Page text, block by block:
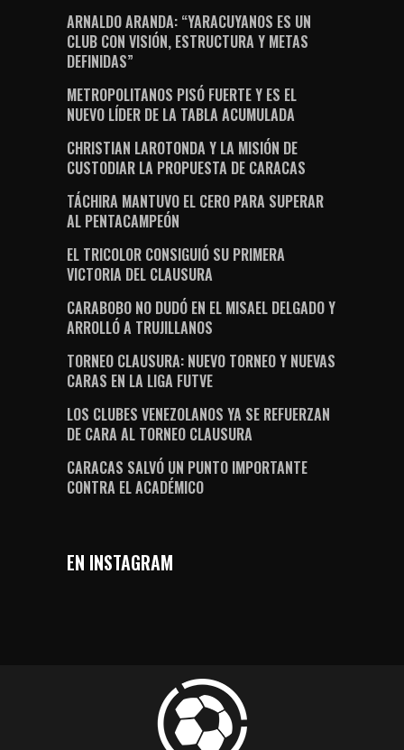
ARNALDO ARANDA: “YARACUYANOS ES UN
CLUB CON VISIÓN, ESTRUCTURA Y METAS
DEFINIDAS”
METROPOLITANOS PISÓ FUERTE Y ES EL
NUEVO LÍDER DE LA TABLA ACUMULADA
CHRISTIAN LAROTONDA Y LA MISIÓN DE
CUSTODIAR LA PROPUESTA DE CARACAS
TÁCHIRA MANTUVO EL CERO PARA SUPERAR
AL PENTACAMPEÓN
EL TRICOLOR CONSIGUIÓ SU PRIMERA
VICTORIA DEL CLAUSURA
CARABOBO NO DUDÓ EN EL MISAEL DELGADO Y
ARROLLÓ A TRUJILLANOS
TORNEO CLAUSURA: NUEVO TORNEO Y NUEVAS
CARAS EN LA LIGA FUTVE
LOS CLUBES VENEZOLANOS YA SE REFUERZAN
DE CARA AL TORNEO CLAUSURA
CARACAS SALVÓ UN PUNTO IMPORTANTE
CONTRA EL ACADÉMICO
EN INSTAGRAM